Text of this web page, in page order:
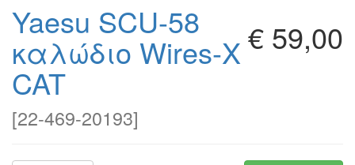
€ 59,00
Yaesu SCU-58
καλώδιο Wires-X
CAT
[22-469-20193]